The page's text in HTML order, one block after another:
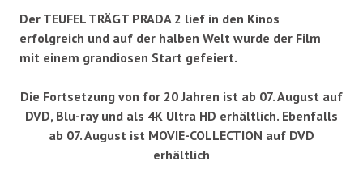
Der TEUFEL TRÄGT PRADA 2 lief in den Kinos
erfolgreich und auf der halben Welt wurde der Film
mit einem grandiosen Start gefeiert.
Die Fortsetzung von for 20 Jahren ist ab 07. August auf
DVD, Blu-ray und als 4K Ultra HD erhältlich. Ebenfalls
ab 07. August ist MOVIE-COLLECTION auf DVD
erhältlich